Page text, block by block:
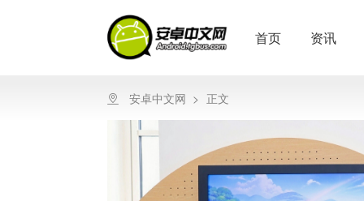
首页 资讯
安卓中文网 > 正文